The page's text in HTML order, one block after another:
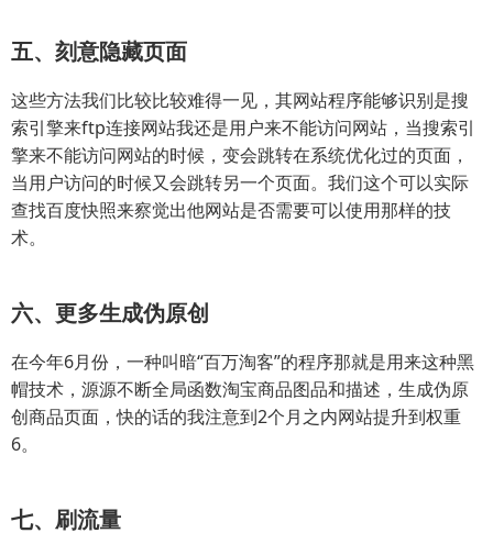
五、刻意隐藏页面
这些方法我们比较比较难得一见，其网站程序能够识别是搜
索引擎来ftp连接网站我还是用户来不能访问网站，当搜索引
擎来不能访问网站的时候，变会跳转在系统优化过的页面，
当用户访问的时候又会跳转另一个页面。我们这个可以实际
查找百度快照来察觉出他网站是否需要可以使用那样的技
术。
六、更多生成伪原创
在今年6月份，一种叫暗“百万淘客”的程序那就是用来这种黑
帽技术，源源不断全局函数淘宝商品图品和描述，生成伪原
创商品页面，快的话的我注意到2个月之内网站提升到权重
6。
七、刷流量